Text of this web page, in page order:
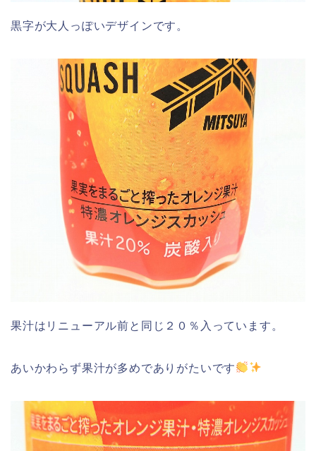
黒字が大人っぽいデザインです。
果汁はリニューアル前と同じ２０％入っています。
あいかわらず果汁が多めでありがたいです